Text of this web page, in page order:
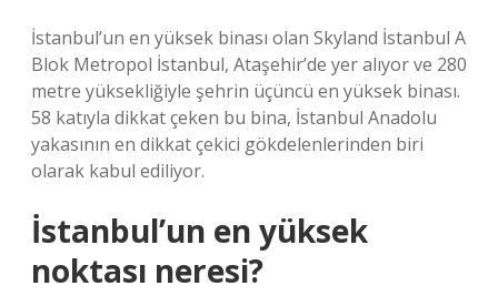
İstanbul’un en yüksek binası olan Skyland İstanbul A
Blok Metropol İstanbul, Ataşehir’de yer alıyor ve 280
metre yüksekliğiyle şehrin üçüncü en yüksek binası.
58 katıyla dikkat çeken bu bina, İstanbul Anadolu
yakasının en dikkat çekici gökdelenlerinden biri
olarak kabul ediliyor.
İstanbul’un en yüksek
noktası neresi?